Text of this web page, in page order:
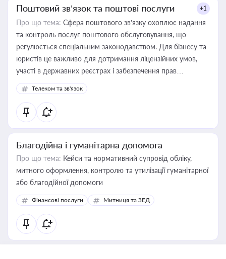
Поштовий зв’язок та поштові послуги +1
Про що тема: Сфера поштового зв’язку охоплює надання
та контроль послуг поштового обслуговування, що
регулюється спеціальним законодавством. Для бізнесу та
юристів це важливо для дотримання ліцензійних умов,
участі в державних реєстрах і забезпечення прав
споживачів.
Телеком та зв'язок
Благодійна і гуманітарна допомога
Про що тема: Кейси та нормативний супровід обліку,
митного оформлення, контролю та утилізації гуманітарної
або благодійної допомоги
Фінансові послуги Митниця та ЗЕД